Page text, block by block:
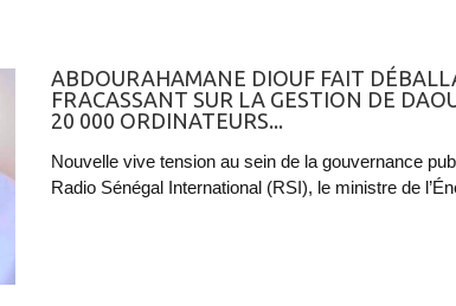
ABDOURAHAMANE DIOUF FAIT
FRACASSANT SUR LA GESTION DE
20 000 ORDINATEURS...
Nouvelle vive tension au sein de la gouvernance
Radio Sénégal International (RSI), le ministre de